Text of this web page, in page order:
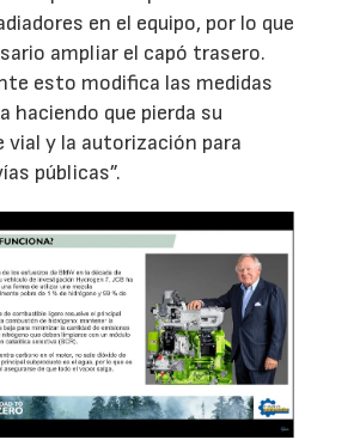
en el equipo, por lo que
ampliar el capó trasero.
esto modifica las medidas
haciendo que pierda su
vial y la autorización para
públicas”.